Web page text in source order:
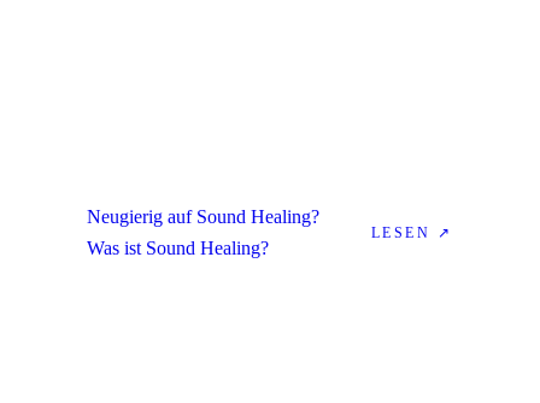
Neugierig auf Sound Healing?
Was ist Sound Healing?
LESEN ↗